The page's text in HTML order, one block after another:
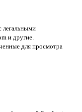
легальными
и другие.
для просмотра